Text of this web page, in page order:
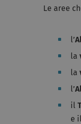
Le aree
l’
la
la
l’
il
e